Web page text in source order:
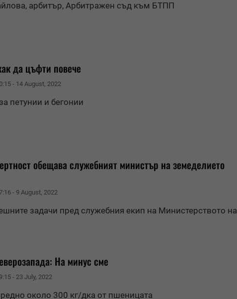
арбитър, Арбитражен съд към БТПП
да цъфти повече
- 14 August, 2022
петунии и бегонии
обещава служебният министър на земеделието
- 9 August, 2022
задачи пред служебния екип на Министерството на
На минус сме
- 23 July, 2022
около 300 кг/дка от пшеницата